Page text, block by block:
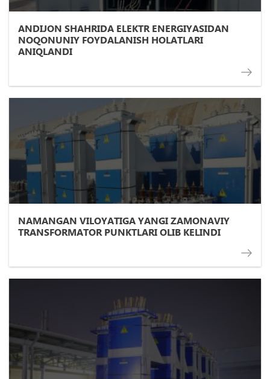
ANDIJON SHAHRIDA ELEKTR ENERGIYASIDAN
NOQONUNIY FOYDALANISH HOLATLARI
ANIQLANDI
NAMANGAN VILOYATIGA YANGI ZAMONAVIY
TRANSFORMATOR PUNKTLARI OLIB KELINDI